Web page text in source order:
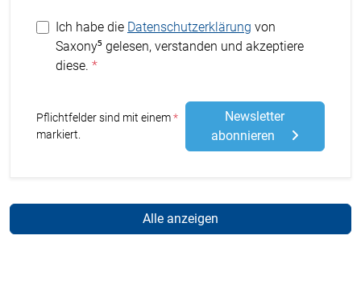
Ich habe die Datenschutzerklärung von
Saxony⁵ gelesen, verstanden und akzeptiere
diese.
Pflichtfelder sind mit einem Stern
markiert.
Newsletter
abonnieren
Alle anzeigen